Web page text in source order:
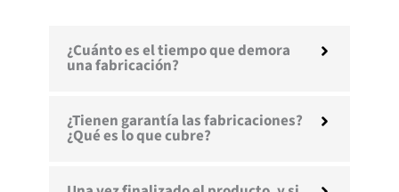
¿Cuánto es el tiempo que demora
una fabricación?
¿Tienen garantía las fabricaciones?
¿Qué es lo que cubre?